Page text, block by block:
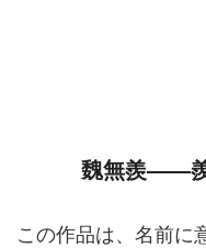
魏無羨――
この作品は、名前に